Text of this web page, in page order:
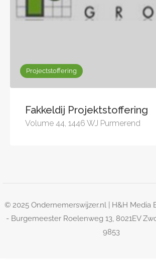
Projectstoffering
Fakkeldij Projektstoffering
Volume 44, 1446 WJ Purmerend
© 2025 Ondernemerswijzer.nl | H&H Media
- Burgemeester Roelenweg 13, 8021EV
9853